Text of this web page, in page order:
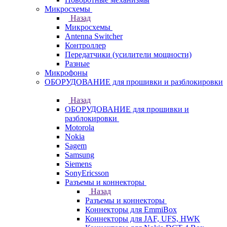
Микросхемы
Назад
Микросхемы
Antenna Switcher
Контроллер
Передатчики (усилители мощности)
Разные
Микрофоны
ОБОРУДОВАНИЕ для прошивки и разблокировки
Назад
ОБОРУДОВАНИЕ для прошивки и
разблокировки
Motorola
Nokia
Sagem
Samsung
Siemens
SonyEricsson
Разъемы и коннекторы
Назад
Разъемы и коннекторы
Коннекторы для EmmiBox
Коннекторы для JAF, UFS, HWK